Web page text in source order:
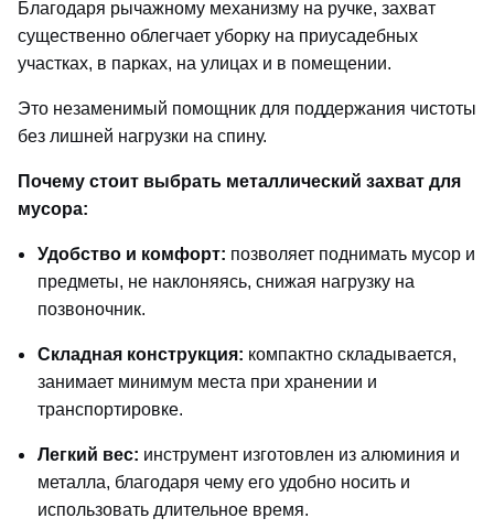
Благодаря рычажному механизму на ручке, захват
существенно облегчает уборку на приусадебных
участках, в парках, на улицах и в помещении.
Это незаменимый помощник для поддержания чистоты
без лишней нагрузки на спину.
Почему стоит выбрать металлический захват для
мусора:
Удобство и комфорт: позволяет поднимать мусор и
предметы, не наклоняясь, снижая нагрузку на
позвоночник.
Складная конструкция: компактно складывается,
занимает минимум места при хранении и
транспортировке.
Легкий вес: инструмент изготовлен из алюминия и
металла, благодаря чему его удобно носить и
использовать длительное время.